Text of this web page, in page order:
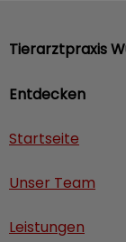
Entdecken
Startseite
Unser Team
Leistungen
Tierarztpraxis